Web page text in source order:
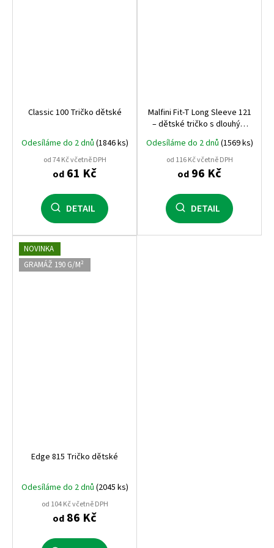
Classic 100 Tričko dětské
Odesíláme do 2 dnů (1846 ks)
od 74 Kč včetně DPH
od 61 Kč
DETAIL
Malfini Fit‑T Long Sleeve 121
– dětské tričko s dlouhým
rukávem, 160 g, 100%
bavlna, přiléhavý střih,
ideální i pro potisk
Odesíláme do 2 dnů (1569 ks)
od 116 Kč včetně DPH
od 96 Kč
DETAIL
NOVINKA
GRAMÁŽ 190 G/M²
Edge 815 Tričko dětské
Odesíláme do 2 dnů (2045 ks)
od 104 Kč včetně DPH
od 86 Kč